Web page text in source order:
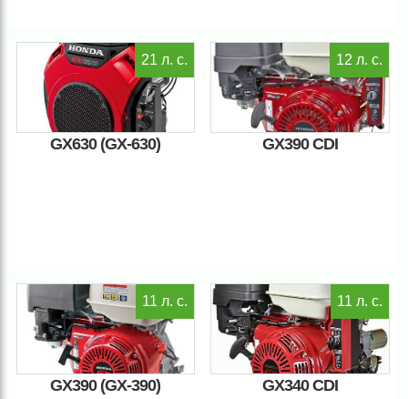
21 л. с.
GX630 (GX-630)
12 л. с.
GX390 CDI
11 л. с.
GX390 (GX-390)
11 л. с.
GX340 CDI